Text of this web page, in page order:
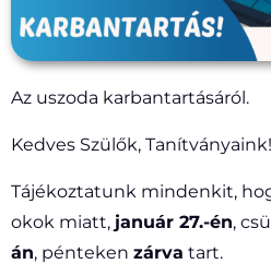
Az uszoda karbantartásáról.
Kedves Szülők, Tanítványaink!
Tájékoztatunk mindenkit,
okok miatt, január 27.-én,
án, pénteken zárva tart.